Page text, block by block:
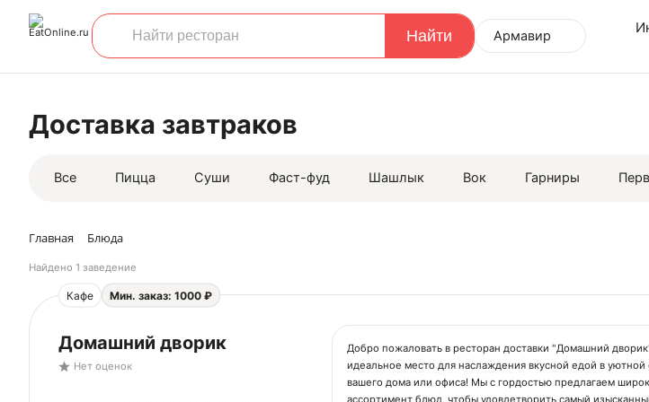
Армавир
Доставка завтраков
Все Пицца Суши Фаст-фуд Шашлык Вок Гарниры
Главная Блюда
Найдено 1 заведение
Кафе Мин. заказ: 1000 ₽
Домашний дворик
Нет оценок
Добро пожаловать в ресторан доставки "Домашний
идеальное место для наслаждения вкусной едой в уютной
вашего дома или офиса! Мы с гордостью предлагаем
ассортимент блюд, чтобы удовлетворить самый